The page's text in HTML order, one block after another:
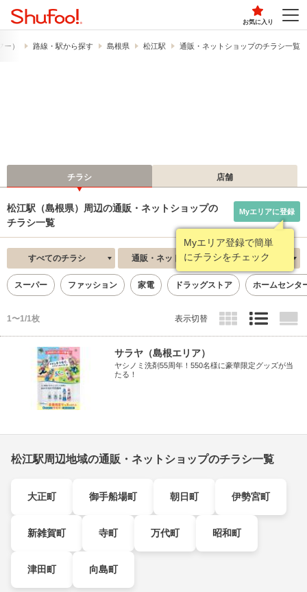
お気に入り
） 路線・駅から探す 島根県 松江駅 通販・ネットショップのチラシ一覧
チラシ 店舗
松江駅（島根県）周辺の通販・ネットショップの
チラシ一覧
Myエリア登録で簡単
にチラシをチェック
Myエリアに登録
すべてのチラシ 通販・ネットショップ 新着順
スーパー ファッション 家電 ドラッグストア ホームセンタ
1〜1/1枚 表示切替
サラヤ（島根エリア）
ヤシノミ洗剤55周年！550名様に豪華限定グッズが当
たる！
松江駅周辺地域の通販・ネットショップのチラシ一覧
大正町 御手船場町 朝日町 伊勢宮町
新雑賀町 寺町 万代町 昭和町
津田町 向島町